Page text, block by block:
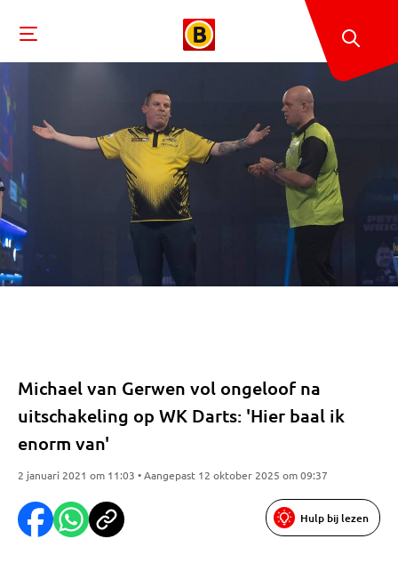
Michael van Gerwen vol ongeloof na
uitschakeling op WK Darts: 'Hier baal ik
enorm van'
2 januari 2021 om 11:03 • Aangepast 12 oktober 2025 om 09:37
Hulp bij lezen